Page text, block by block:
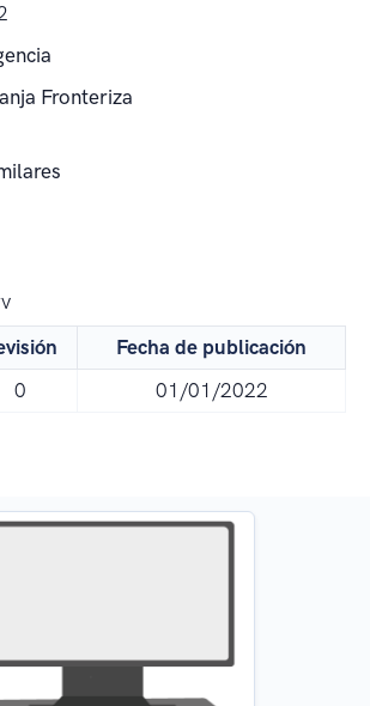
Fronteriza
Fecha de publicación
0 01/01/2022